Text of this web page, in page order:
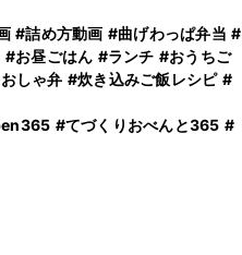
#詰め方動画 #曲げわっぱ弁当 #
#お昼ごはん #ランチ #おうちご
しゃ弁 #炊き込みご飯レシピ #
#てづくりおべんと365 #